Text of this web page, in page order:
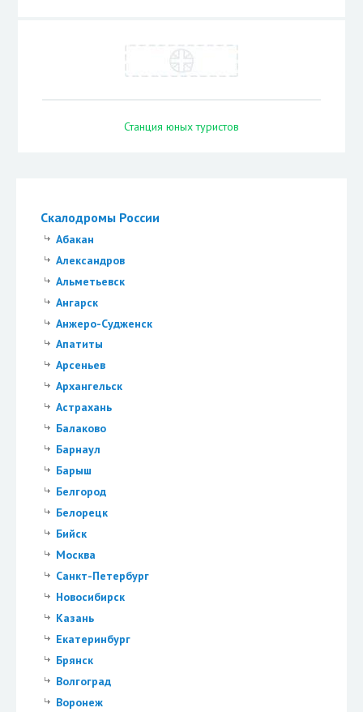
Скалодромы России
Абакан
Александров
Альметьевск
Ангарск
Анжеро-Судженск
Апатиты
Арсеньев
Архангельск
Астрахань
Балаково
Барнаул
Барыш
Белгород
Белорецк
Бийск
Москва
Санкт-Петербург
Новосибирск
Казань
Екатеринбург
Брянск
Волгоград
Воронеж
Станция юных туристов